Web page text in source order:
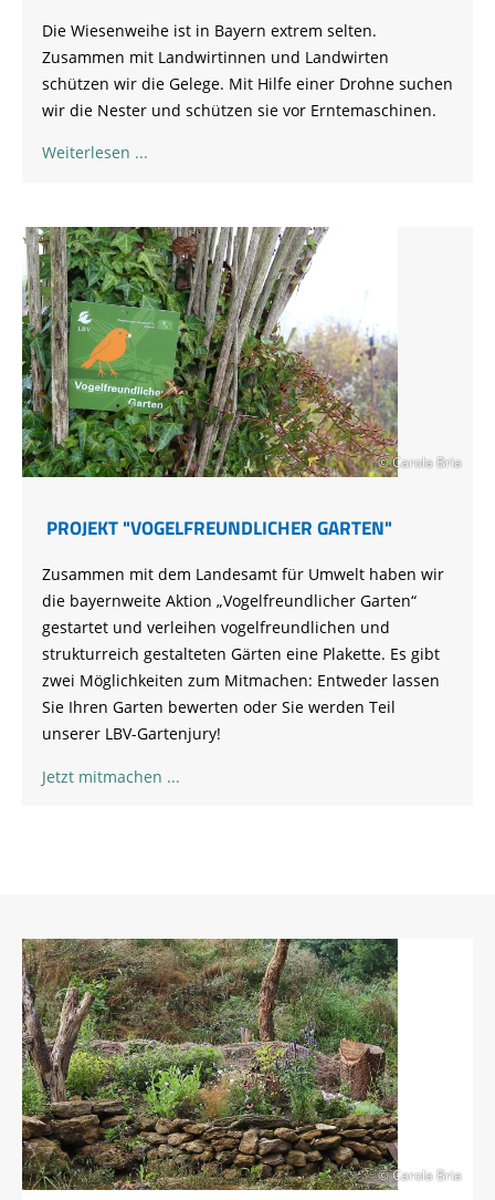
Die Wiesenweihe ist in Bayern extrem selten.
Zusammen mit Landwirtinnen und Landwirten
schützen wir die Gelege. Mit Hilfe einer Drohne suchen
wir die Nester und schützen sie vor Erntemaschinen.
Weiterlesen
© Carola Bria
PROJEKT "VOGELFREUNDLICHER GARTEN"
Zusammen mit dem Landesamt für Umwelt haben wir
die bayernweite Aktion „Vogelfreundlicher Garten“
gestartet und verleihen vogelfreundlichen und
strukturreich gestalteten Gärten eine Plakette. Es gibt
zwei Möglichkeiten zum Mitmachen: Entweder lassen
Sie Ihren Garten bewerten oder Sie werden Teil
unserer LBV-Gartenjury!
Jetzt mitmachen
© Carola Bria